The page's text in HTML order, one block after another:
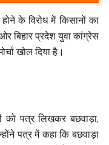
के विरोध में किसानों का
बिहार प्रदेश युवा कांग्रेस
खोल दिया है।
को पत्र लिखकर बछवाड़ा,
पत्र में कहा कि बछवाड़ा